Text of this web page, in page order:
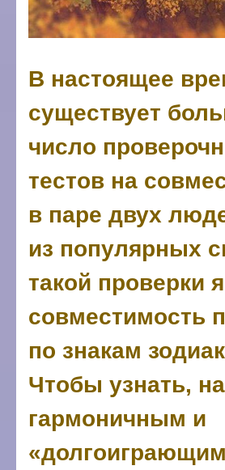
В настоящее
существует
число
тестов на
в паре двух
из популярных
такой проверки
совместимость
по знакам
Чтобы узнать,
гармоничным и